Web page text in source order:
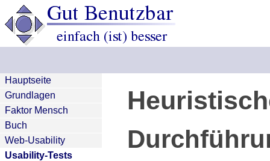
Hauptseite
Grundlagen
Faktor Mensch
Buch
Web-Usability
Usability-Tests